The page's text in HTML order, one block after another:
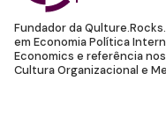
Fundador da
em Economia Política
Economics e referência
Cultura Organizacional e